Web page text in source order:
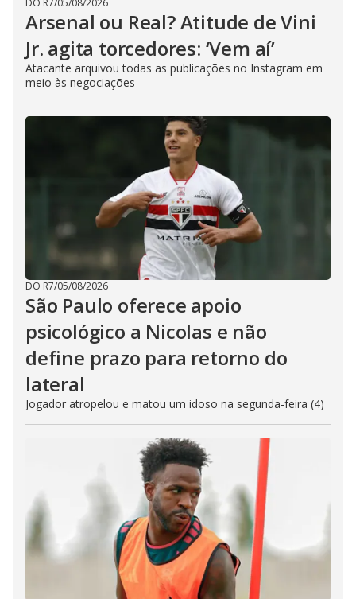
Arsenal ou Real? Atitude de Vini
Jr. agita torcedores: ‘Vem aí’
Atacante arquivou todas as publicações no Instagram em
meio às negociações
DO R7/05/08/2026
São Paulo oferece apoio
psicológico a Nicolas e não
define prazo para retorno do
lateral
Jogador atropelou e matou um idoso na segunda-feira (4)